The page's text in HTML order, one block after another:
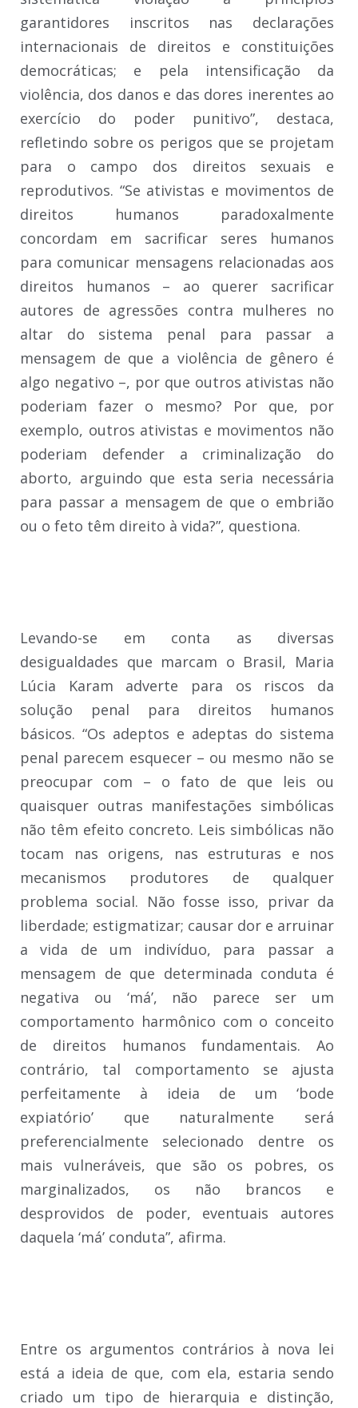
garantidores inscritos nas declarações
internacionais de direitos e constituições
democráticas; e pela intensificação da
violência, dos danos e das dores inerentes ao
exercício do poder punitivo”, destaca,
refletindo sobre os perigos que se projetam
para o campo dos direitos sexuais e
reprodutivos. “Se ativistas e movimentos de
direitos humanos paradoxalmente
concordam em sacrificar seres humanos
para comunicar mensagens relacionadas aos
direitos humanos – ao querer sacrificar
autores de agressões contra mulheres no
altar do sistema penal para passar a
mensagem de que a violência de gênero é
algo negativo –, por que outros ativistas não
poderiam fazer o mesmo? Por que, por
exemplo, outros ativistas e movimentos não
poderiam defender a criminalização do
aborto, arguindo que esta seria necessária
para passar a mensagem de que o embrião
ou o feto têm direito à vida?”, questiona.
Levando-se em conta as diversas
desigualdades que marcam o Brasil, Maria
Lúcia Karam adverte para os riscos da
solução penal para direitos humanos
básicos. “Os adeptos e adeptas do sistema
penal parecem esquecer – ou mesmo não se
preocupar com – o fato de que leis ou
quaisquer outras manifestações simbólicas
não têm efeito concreto. Leis simbólicas não
tocam nas origens, nas estruturas e nos
mecanismos produtores de qualquer
problema social. Não fosse isso, privar da
liberdade; estigmatizar; causar dor e arruinar
a vida de um indivíduo, para passar a
mensagem de que determinada conduta é
negativa ou ‘má’, não parece ser um
comportamento harmônico com o conceito
de direitos humanos fundamentais. Ao
contrário, tal comportamento se ajusta
perfeitamente à ideia de um ‘bode
expiatório’ que naturalmente será
preferencialmente selecionado dentre os
mais vulneráveis, que são os pobres, os
marginalizados, os não brancos e
desprovidos de poder, eventuais autores
daquela ‘má’ conduta”, afirma.
Entre os argumentos contrários à nova lei
está a ideia de que, com ela, estaria sendo
criado um tipo de hierarquia e distinção,